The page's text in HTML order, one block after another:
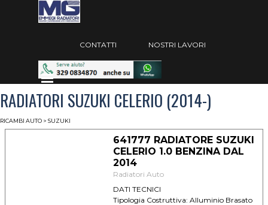
Vai ai contenuti
Salta menù
CONTATTI NOSTRI LAVORI
Salta menù
RADIATORI SUZUKI CELERIO (2014-)
RICAMBI AUTO > SUZUKI
641777 RADIATORE SUZUKI
CELERIO 1.0 BENZINA DAL
2014
Radiatori Auto
DATI TECNICI
Tipologia Costruttiva: Alluminio Brasato